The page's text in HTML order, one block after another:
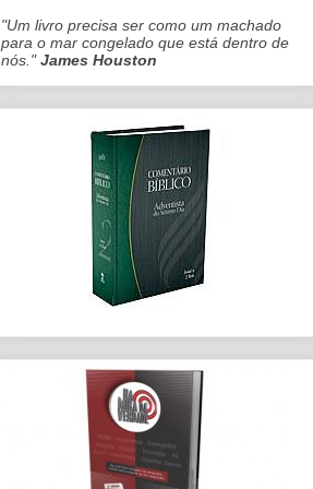
"Um livro precisa ser como um machado
para o mar congelado que está dentro de
nós."James Houston